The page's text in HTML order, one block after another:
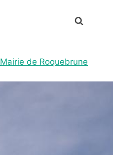
Mairie de Roquebrune